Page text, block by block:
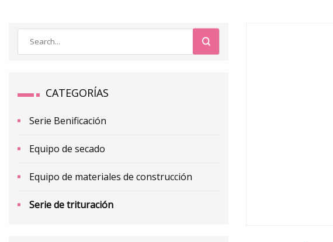
CATEGORÍAS
Serie Benificación
Equipo de secado
Equipo de materiales de construcción
Serie de trituración